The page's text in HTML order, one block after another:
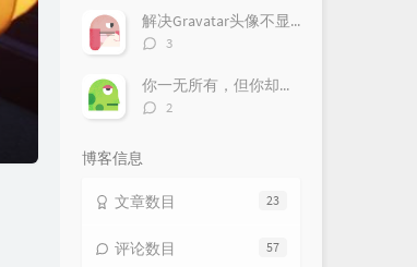
数：
解决Gravatar头像不显示的问题
评
数：
3
你一无所有，但你却拥有一切
评
2
博客信息
23
文章数目
57
评论数目